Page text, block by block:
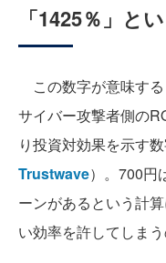
「1425％」と
この数字が意味す
サイバー攻撃者側の
り投資対効果を示す
Trustwave）。 700円
ーンがあるという計
い効率を許してしまう